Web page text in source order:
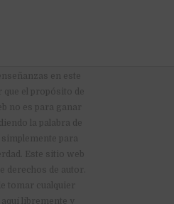
en este
el propósito de
no es para ganar
la palabra de
simplemente para
Este sitio web
derechos de autor.
tomar cualquier
libremente y